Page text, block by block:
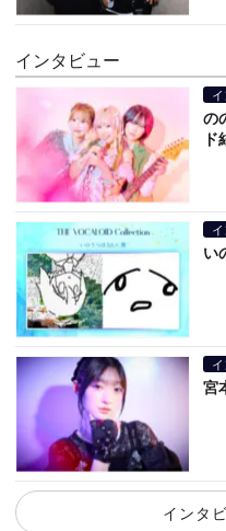
インタビュー
の
ド
い
宮
インタ